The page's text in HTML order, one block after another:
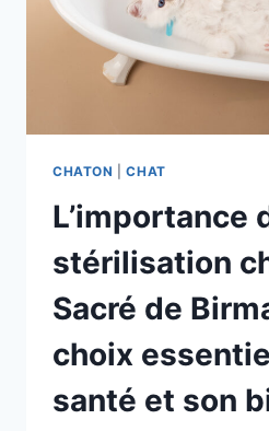
CHATON |CHAT
L’importance
stérilisation
Sacré de
choix
santé et son